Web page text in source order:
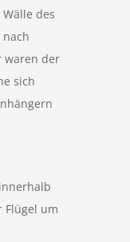
des
waren der
sich
Flügel um